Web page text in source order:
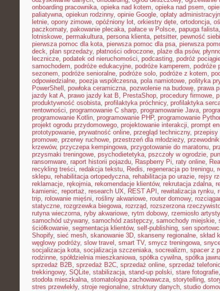
onboarding pracownika, opieka nad kotem, opieka nad psem,
paliatywna, opiekun rodzinny, opinie Google, opłaty
letnie, opony zimowe, opóźniony lot, orkiestry dęte, ortodoncja,
paczkomaty, pakowanie plecaka, pałace w Polsce, papuga falista
lotniskowe, permakultura, persona klienta, petsitter, pewność
pierwsza pomoc dla kota, pierwsza pomoc dla psa, pierwsza
deck, plan sprzedaży, płatności odroczone, plaże dla psów,
lecznicze, podatek od nieruchomości, podcasting, podróż
samochodem, podróże edukacyjne, podróże kamperem, podróże
sezonem, podróże senioralne, podróże solo, podróże z kotem,
odpowiedzialne, poezja współczesna, pola namiotowe, polityka
PowerShell , powłoka ceramiczna, pozwolenie na budowę, prawa
jazdy kat A, prawo jazdy kat B, PrestaShop, procedury firmowe,
produktywność osobista, profilaktyka próchnicy, profilaktyka
rentowności, programowanie C sharp, programowanie Java,
programowanie Kotlin, programowanie PHP, programowanie
projekt ogrodu przydomowego, projektowanie interakcji, prompt
prototypowanie, prywatność online, przegląd techniczny, przepisy
promowe, przerwy ruchowe, przestrzeń dla młodzieży,
krzewów, przyczepa kempingowa, przygotowanie do maratonu,
przysmaki treningowe, psychodietetyka, pszczoły w ogrodzie,
ransomware, raport historii pojazdu, Raspberry Pi, raty online,
recykling treści, redakcja tekstu, Redis, regeneracja po treningu,
sklepu, rehabilitacja ortopedyczna, rehabilitacja po urazie, rejsy
reklamacje, rękojmia, rekomendacje klientów, rekrutacja zdalna,
kamienic, reportaż, research UX, REST API , rewitalizacja rynku,
trip, rolowanie mięśni, rośliny akwariowe, router domowy,
statyczne, rozgrzewka biegowa, rozrząd, rozszerzona
rutyna wieczorna, ryby akwariowe, rytm dobowy, rzemiosło
samochód używany, samochód zastępczy, samochody miejskie,
ściółkowanie, segmentacja klientów, self-publishing, sen
Shopify, sieć mesh, skanowanie 3D, skanseny regionalne, skład
węglowy podróży, slow travel , smart TV, smycz treningowa,
socjalizacja kota, socjalizacja szczeniaka, socrealizm, spacer z
rodzinne, spółdzielnia mieszkaniowa, spółka cywilna, spółka
sprzedaż B2B, sprzedaż B2C, sprzedaż online, sprzedaż
trekkingowy, SQLite, stabilizacja, stand-up polski, stare fotografie
stodoła mieszkalna, stomatologia zachowawcza, storytelling,
stres przewlekły, stroje regionalne, struktury danych, studio